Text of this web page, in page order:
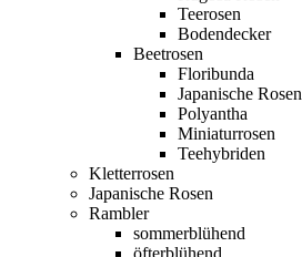
Teerosen
Bodendecker
Beetrosen
Floribunda
Japanische Rosen
Polyantha
Miniaturrosen
Teehybriden
Kletterrosen
Japanische Rosen
Rambler
sommerblühend
öfterblühend